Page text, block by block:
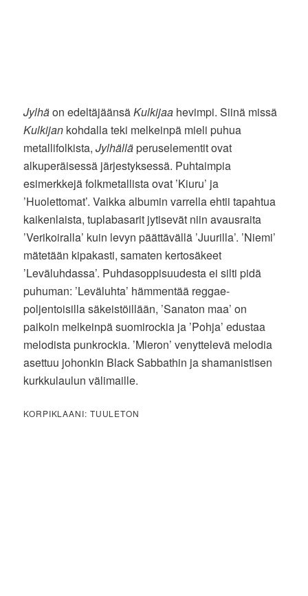
Jylhäon edeltäjäänsäKulkijaa hevimpi. Siinä missä
Kulkijan kohdalla teki melkeinpä mieli puhua
metallifolkista,Jylhälläperuselementit ovat
alkuperäisessä järjestyksessä. Puhtaimpia
esimerkkejä folkmetallista ovat ’Kiuru’ ja
’Huolettomat’. Vaikka albumin varrella ehtii tapahtua
kaikenlaista, tuplabasarit jytisevät niin avausraita
’Verikoiralla’ kuin levyn päättävällä ’Juurilla’. ’Niemi’
mätetään kipakasti, samaten kertosäkeet
’Leväluhdassa’. Puhdasoppisuudesta ei silti pidä
puhuman: ’Leväluhta’ hämmentää reggae-
poljentoisilla säkeistöillään, ’Sanaton maa’ on
paikoin melkeinpä suomirockia ja ’Pohja’ edustaa
melodista punkrockia. ’Mieron’ venyttelevä melodia
asettuu johonkin Black Sabbathin ja shamanistisen
kurkkulaulun välimaille.
KORPIKLAANI: TUULETON